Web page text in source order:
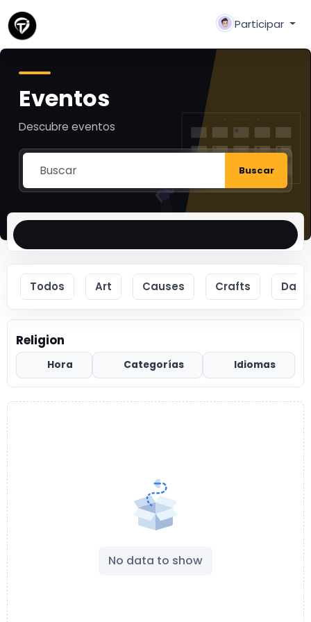
Participar
Eventos
Descubre eventos
Buscar
Todos Art Causes Crafts
Religion
Hora Categorías Idiomas
No data to show